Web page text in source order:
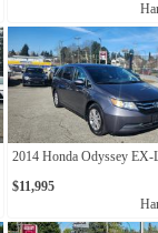
2014 Honda Odyssey EX-
$11,995